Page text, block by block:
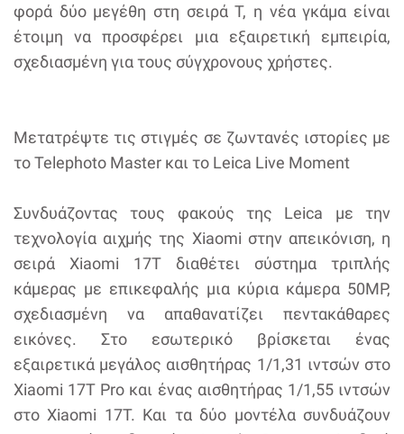
φορά δύο μεγέθη στη σειρά T, η νέα γκάμα είναι
έτοιμη να προσφέρει μια εξαιρετική εμπειρία,
σχεδιασμένη για τους σύγχρονους χρήστες.
Μετατρέψτε τις στιγμές σε ζωντανές ιστορίες με
το Telephoto Master και το Leica Live Moment
Συνδυάζοντας τους φακούς της Leica με την
τεχνολογία αιχμής της Xiaomi στην απεικόνιση, η
σειρά Xiaomi 17T διαθέτει σύστημα τριπλής
κάμερας με επικεφαλής μια κύρια κάμερα 50MP,
σχεδιασμένη να απαθανατίζει πεντακάθαρες
εικόνες. Στο εσωτερικό βρίσκεται ένας
εξαιρετικά μεγάλος αισθητήρας 1/1,31 ιντσών στο
Xiaomi 17T Pro και ένας αισθητήρας 1/1,55 ιντσών
στο Xiaomi 17T. Και τα δύο μοντέλα συνδυάζουν